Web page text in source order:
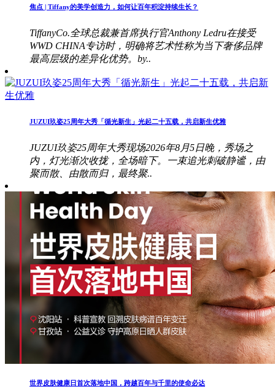
焦点 | Tiffany的美学创造力，如何让百年积淀持续生长？
TiffanyCo.全球总裁兼首席执行官Anthony Ledru在接受
WWD CHINA专访时，明确将艺术性称为当下奢侈品牌
最高层级的差异化优势。by..
JUZUI玖姿25周年大秀「循光新生」光起二十五载，共启新生优雅
JUZUI玖姿25周年大秀现场2026年8月5日晚，秀场之
内，灯光渐次收拢，全场暗下。一束追光刺破静谧，由
聚而散、由散而归，最终聚..
世界皮肤健康日首次落地中国，跨越百年与千里的使命必达